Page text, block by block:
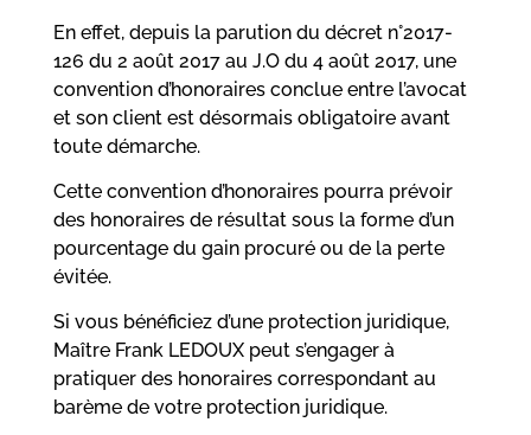
En effet, depuis la parution du décret n°2017-
126 du 2 août 2017 au J.O du 4 août 2017, une
convention d’honoraires conclue entre l’avocat
et son client est désormais obligatoire avant
toute démarche.
Cette convention d’honoraires pourra prévoir
des honoraires de résultat sous la forme d’un
pourcentage du gain procuré ou de la perte
évitée.
Si vous bénéficiez d’une protection juridique,
Maître Frank LEDOUX peut s’engager à
pratiquer des honoraires correspondant au
barème de votre protection juridique.